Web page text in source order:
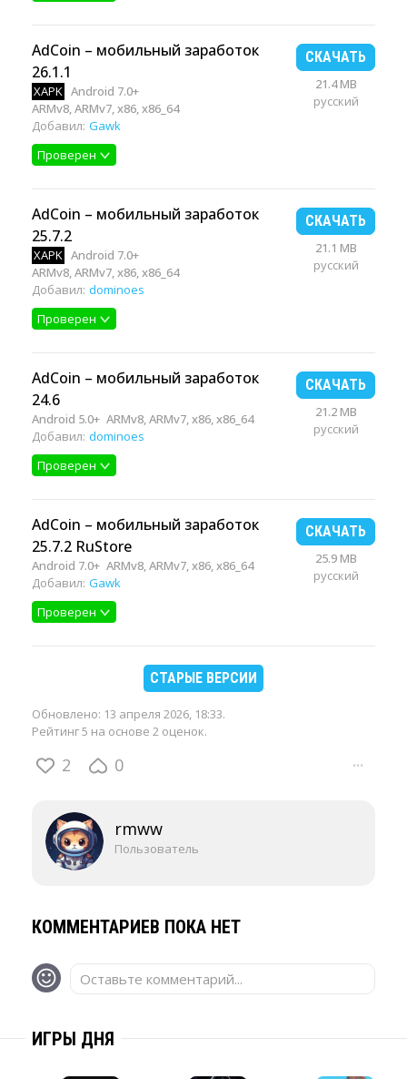
AdCoin – мобильный заработок
26.1.1
XAPK Android 7.0+
ARMv8, ARMv7, x86, x86_64
Добавил: Gawk
Проверен
СКАЧАТЬ
21.4 MB
русский
AdCoin – мобильный заработок
25.7.2
XAPK Android 7.0+
ARMv8, ARMv7, x86, x86_64
Добавил: dominoes
Проверен
СКАЧАТЬ
21.1 MB
русский
AdCoin – мобильный заработок
24.6
Android 5.0+ ARMv8, ARMv7, x86, x86_64
Добавил: dominoes
Проверен
СКАЧАТЬ
21.2 MB
русский
AdCoin – мобильный заработок
25.7.2 RuStore
Android 7.0+ ARMv8, ARMv7, x86, x86_64
Добавил: Gawk
Проверен
СКАЧАТЬ
25.9 MB
русский
СТАРЫЕ ВЕРСИИ
Обновлено: 13 апреля 2026, 18:33.
Рейтинг 5 на основе 2 оценок.
2 0 ···
rmww
Пользователь
КОММЕНТАРИЕВ ПОКА НЕТ
Оставьте комментарий...
ИГРЫ ДНЯ